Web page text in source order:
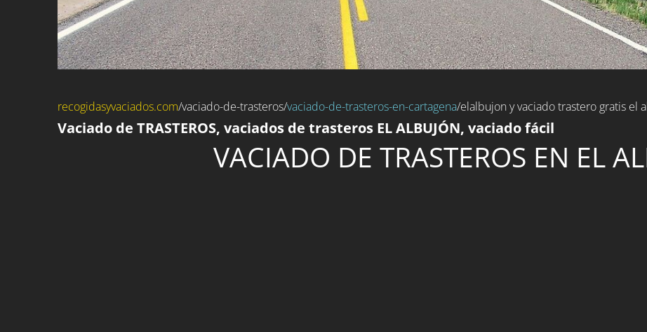
recogidasyvaciados.com/vaciado-de-trasteros/vaciado-de-trasteros-en-cartagena/elalbujon y vaciado trastero gratis el
Vaciado de TRASTEROS, vaciados de trasteros EL ALBUJÓN, vaciado fácil
VACIADO DE TRASTEROS EN EL